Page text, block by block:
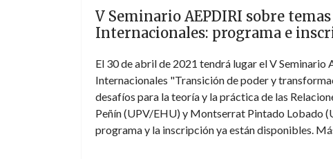
V Seminario AEPDIRI sobre
Internacionales: programa e
El 30 de abril de 2021 tendrá lugar el V
Internacionales "Transición de poder y
desafíos para la teoría y la práctica de las
Peñín (UPV/EHU) y Montserrat Pintado Lobado
programa y la inscripción ya están disponibles.